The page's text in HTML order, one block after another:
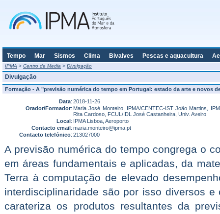
Tempo Mar Sismos Clima Bivalves Pescas e aquacultura
IPMA > Centro de Media > Divulgação
Divulgação
Formação - A "previsão numérica do tempo em Portugal: estado da arte e novos
Data: 2018-11-26
Orador/Formador: Maria José Monteiro, IPMA/CENTEC-IST João Martins,
Rita Cardoso, FCUL/IDL José Castanheira, Univ. Aveiro
Local: IPMA Lisboa, Aeroporto
Contacto email: maria.monteiro@ipma.pt
Contacto telefónico: 213027000
A previsão numérica do tempo congrega o
em áreas fundamentais e aplicadas, da
Terra à computação de elevado
interdisciplinaridade são por isso diversos e
carateriza os produtos resultantes da